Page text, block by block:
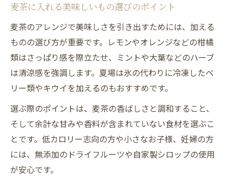
麦茶の衛生管理で守る夏の安心ドリンク習
慣
麦茶の保存方法で味と安全性をキープする
ペットボトル麦茶やアレルギー情報の基礎
知識
妊娠中にも嬉しい麦茶のメリット大解説
妊婦が麦茶を選ぶべきカフェインゼロの魅
麦茶に入れる美味しいもの選びのポイント
麦茶のアレンジで美味しさを引き出すためには、加える
ものの選び方が重要です。レモンやオレンジなどの柑橘
類はさっぱり感を際立たせ、ミントや大葉などのハーブ
は清涼感を強調します。夏場は氷の代わりに冷凍したベ
リー類やキウイを加えるのもおすすめです。
選ぶ際のポイントは、麦茶の香ばしさと調和すること、
そして余計な甘みや香料が含まれていない食材を選ぶこ
とです。低カロリー志向の方や小さなお子様、妊婦の方
には、無添加のドライフルーツや自家製シロップの使用
が安心です。